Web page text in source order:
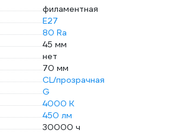
филаментная
E27
80 Ra
45 мм
нет
70 мм
CL/прозрачная
G
4000 К
450 лм
30000 ч